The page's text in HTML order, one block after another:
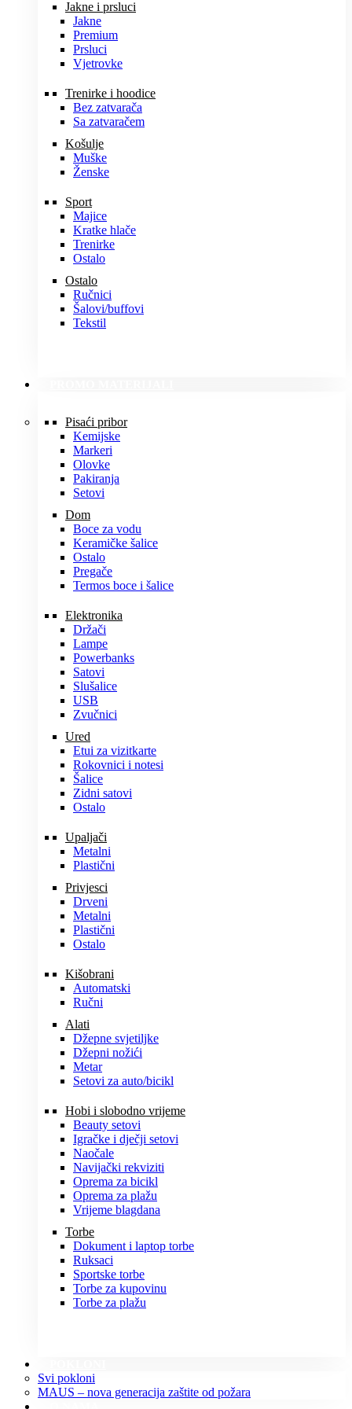
Jakne i prsluci
Jakne
Premium
Prsluci
Vjetrovke
Trenirke i hoodice
Bez zatvarača
Sa zatvaračem
Košulje
Muške
Ženske
Sport
Majice
Kratke hlače
Trenirke
Ostalo
Ostalo
Ručnici
Šalovi/buffovi
Tekstil
Pisaći pribor
Kemijske
Markeri
Olovke
Pakiranja
Setovi
Dom
Boce za vodu
Keramičke šalice
Ostalo
Pregače
Termos boce i šalice
Elektronika
Držači
Lampe
Powerbanks
Satovi
Slušalice
USB
Zvučnici
Ured
Etui za vizitkarte
Rokovnici i notesi
Šalice
Zidni satovi
Ostalo
Upaljači
Metalni
Plastični
Privjesci
Drveni
Metalni
Plastični
Ostalo
Kišobrani
Automatski
Ručni
Alati
Džepne svjetiljke
Džepni nožići
Metar
Setovi za auto/bicikl
Hobi i slobodno vrijeme
Beauty setovi
Igračke i dječji setovi
Naočale
Navijački rekviziti
Oprema za bicikl
Oprema za plažu
Vrijeme blagdana
Torbe
Dokument i laptop torbe
Ruksaci
Sportske torbe
Torbe za kupovinu
Torbe za plažu
Svi pokloni
MAUS – nova generacija zaštite od požara